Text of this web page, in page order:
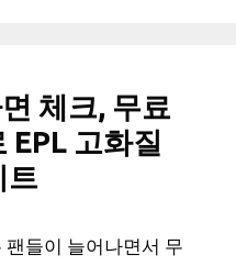
체크, 무료
고화질
트
들이 늘어나면서 무